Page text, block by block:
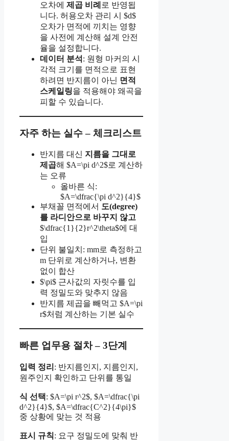
오차에 제곱 비례 로 반영됩
니다. 허용오차 관리 시 $d$
오차가 면적에 끼치는 영향
을 사전에 계산해 설계 안전
율을 설정합니다.
데이터 분석 : 원형 마커의 시
각적 크기를 면적으로 표현
하려면 반지름이 아닌 면적
스케일링을 적용해야 왜곡을
피할 수 있습니다.
자주 하는 실수 – 체크리스트
반지름 대신 지름을 그대로
제곱해 $A=\pi d^2$로 계산하
는 오류
올바른 식:
$A=\dfrac{\pi d^2}{4}$
부채꼴 면적에서 도(degree)
를 라디안으로 바꾸지 않고
$\dfrac{1}{2}r^2\theta$에 대
입
단위 불일치: mm로 측정하고
m 단위로 계산하거나, 변환
없이 합산
$\pi$ 근사값의 자릿수를 입
력 정밀도와 맞추지 않음
반지름 제곱을 빼먹고 $A=\pi
r$처럼 계산하는 기본 실수
빠른 업무용 절차 – 3단계
입력 정리 : 반지름인지, 지름인지,
원주인지 확인하고 단위를 통일
식 선택: $A=\pi r^2$, $A=\dfrac{\pi
d^2}{4}$, $A=\dfrac{C^2}{4\pi}$
중 상황에 맞는 것 적용
표시 규칙: 요구 정밀도에 맞춰 반